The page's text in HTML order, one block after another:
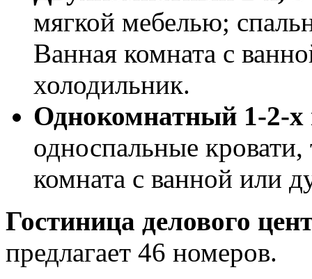
мягкой мебелью;
Ванная комната с
холодильник.
Однокомнатный 1-2-
односпальные
комната с ванной или
Гостиница делового
предлагает 46 номеров.